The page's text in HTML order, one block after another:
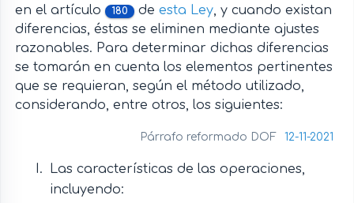
en el artículo
180 de esta Ley, y cuando existan
diferencias, éstas se eliminen mediante ajustes
razonables. Para determinar dichas diferencias
se tomarán en cuenta los elementos pertinentes
que se requieran, según el método utilizado,
considerando, entre otros, los siguientes:
Párrafo reformado DOF 12-11-2021
Las características de las operaciones,
incluyendo: